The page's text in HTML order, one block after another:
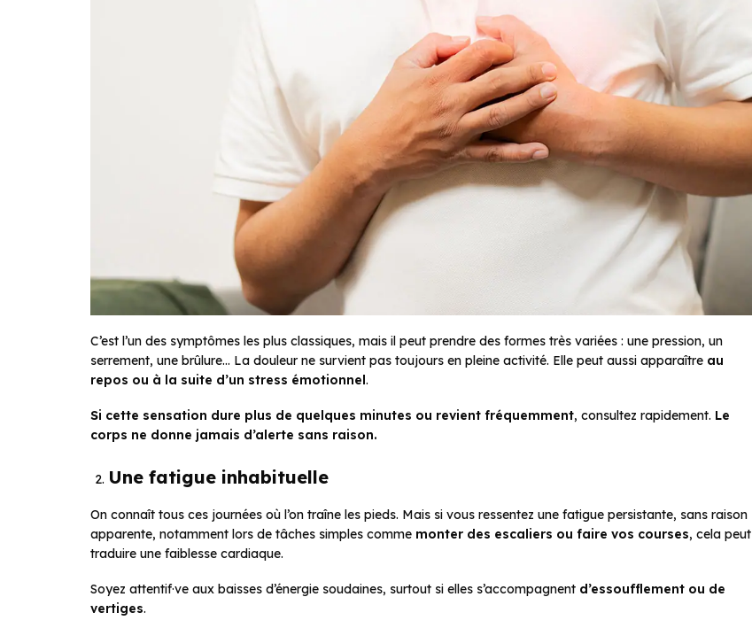
C’est l’un des symptômes les plus classiques, mais il peut prendre des formes très variées : une pression, un
serrement, une brûlure… La douleur ne survient pas toujours en pleine activité. Elle peut aussi apparaître au
repos ou à la suite d’un stress émotionnel.
Si cette sensation dure plus de quelques minutes ou revient fréquemment, consultez rapidement. Le
corps ne donne jamais d’alerte sans raison.
Une fatigue inhabituelle
On connaît tous ces journées où l’on traîne les pieds. Mais si vous ressentez une fatigue persistante, sans raison
apparente, notamment lors de tâches simples comme monter des escaliers ou faire vos courses, cela peut
traduire une faiblesse cardiaque.
Soyez attentif·ve aux baisses d’énergie soudaines, surtout si elles s’accompagnent d’essoufflement ou de
vertiges.